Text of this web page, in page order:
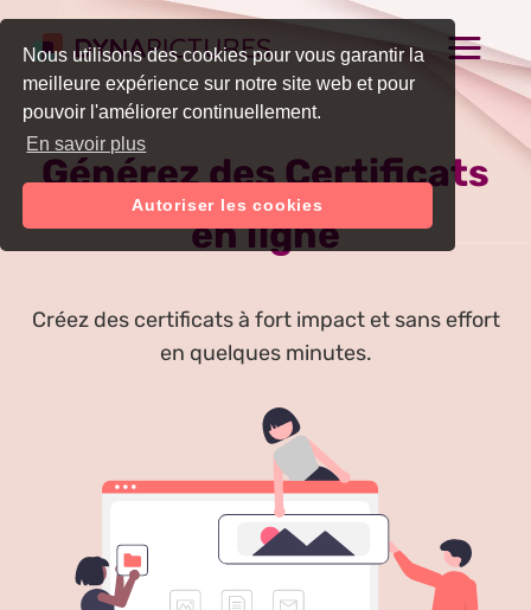
Nous utilisons des cookies pour vous garantir la
meilleure expérience sur notre site web et pour
pouvoir l'améliorer continuellement.
En savoir plus
Autoriser les cookies
Générez des Certificats
en ligne
Créez des certificats à fort impact et sans effort
en quelques minutes.